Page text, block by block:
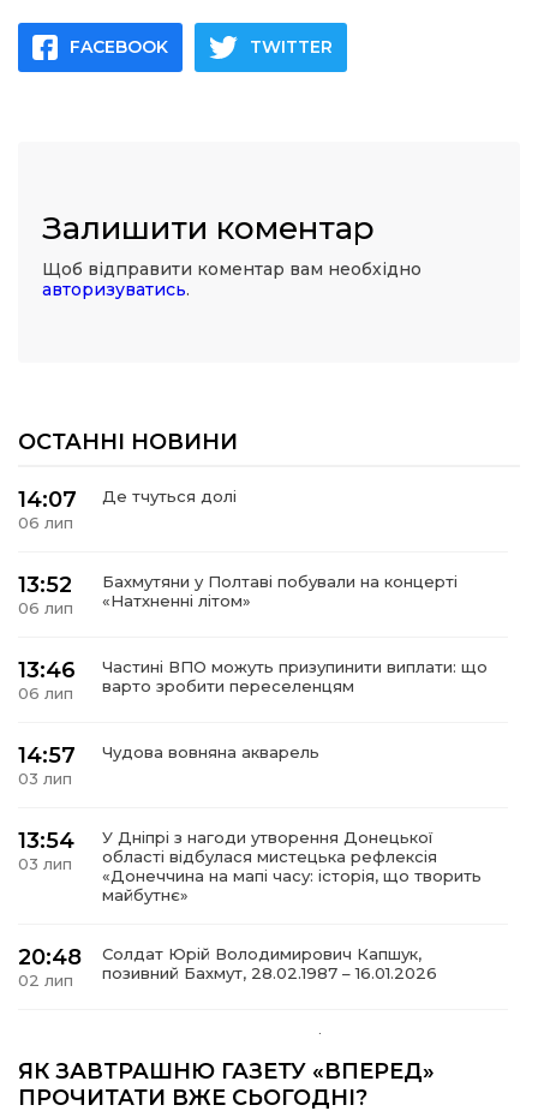
FACEBOOK TWITTER
Залишити коментар
Щоб відправити коментар вам необхідно
авторизуватись.
ОСТАННІ НОВИНИ
14:07
06 лип
Де тчуться долі
13:52
06 лип
Бахмутяни у Полтаві побували на концерті
«Натхненні літом»
13:46
06 лип
Частині ВПО можуть призупинити виплати: що
варто зробити переселенцям
14:57
03 лип
Чудова вовняна акварель
13:54
03 лип
У Дніпрі з нагоди утворення Донецької
області відбулася мистецька рефлексія
«Донеччина на мапі часу: історія, що творить
майбутнє»
20:48
02 лип
Солдат Юрій Володимирович Капшук,
позивний Бахмут, 28.02.1987 – 16.01.2026
02 лип
Бахмут танцює, Бахмут співає…
ЯК ЗАВТРАШНЮ ГАЗЕТУ «ВПЕРЕД»
ПРОЧИТАТИ ВЖЕ СЬОГОДНІ?